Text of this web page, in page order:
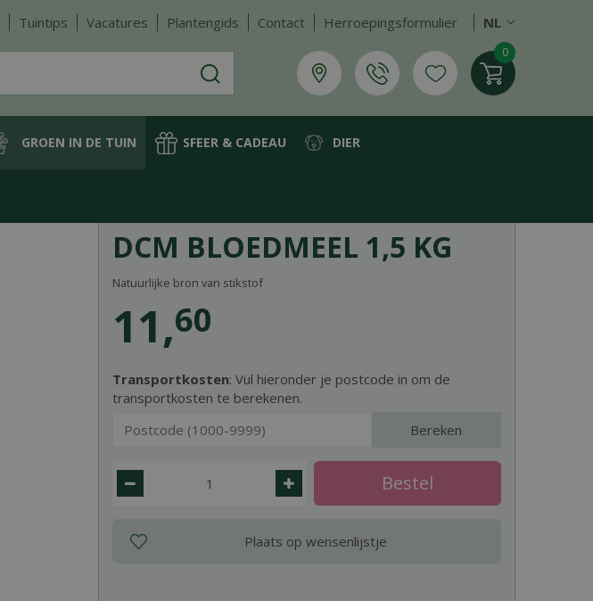
Tuintips Vacatures Plantengids Contact Herroepingsformulier NL
GROEN IN DE TUIN SFEER & CADEAU DIER
DCM BLOEDMEEL 1,5 KG
Transportkosten: Vul hieronder je postcode in om de
transportkosten te berekenen.
Bereken
11,60
Natuurlijke bron van stikstof